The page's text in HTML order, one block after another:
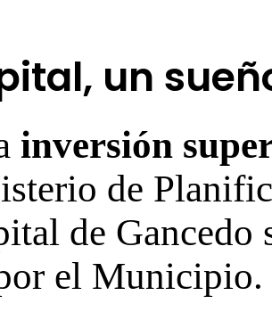
un
inversión
de
de Gancedo
el Municipio.